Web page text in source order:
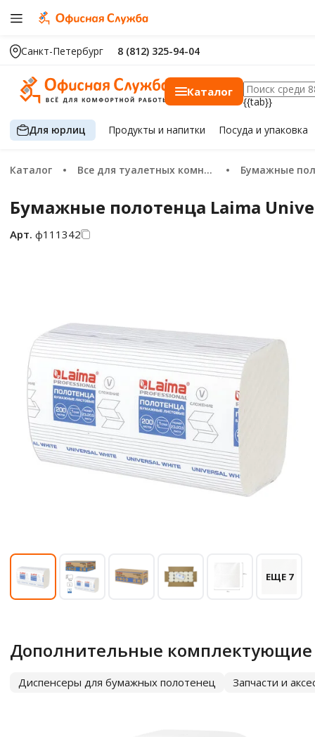
Санкт-Петербург 8 (812) 325-94-04
Каталог
{{tab}}
Для юрлиц Продуктыи напитки Посуда и упаковка
Каталог Все для туалетных комнат Бумажные
Бумажные полотенца Laima
Арт. ф111342
ЕЩЕ 7
Дополнительные комплектующие
Диспенсеры для бумажных полотенец Запчасти и